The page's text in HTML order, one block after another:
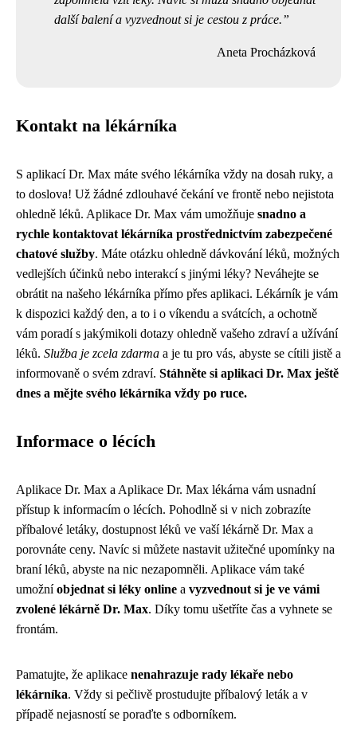
další balení a vyzvednout si je cestou z práce.
Aneta Procházková
Kontakt na lékárníka
S aplikací Dr. Max máte svého lékárníka vždy na dosah ruky, a
to doslova! Už žádné zdlouhavé čekání ve frontě nebo nejistota
ohledně léků. Aplikace Dr. Max vám umožňuje snadno a
rychle kontaktovat lékárníka prostřednictvím zabezpečené
chatové služby. Máte otázku ohledně dávkování léků, možných
vedlejších účinků nebo interakcí s jinými léky? Neváhejte se
obrátit na našeho lékárníka přímo přes aplikaci. Lékárník je vám
k dispozici každý den, a to i o víkendu a svátcích, a ochotně
vám poradí s jakýmikoli dotazy ohledně vašeho zdraví a užívání
léků. Služba je zcela zdarma a je tu pro vás, abyste se cítili jistě a
informovaně o svém zdraví. Stáhněte si aplikaci Dr. Max ještě
dnes a mějte svého lékárníka vždy po ruce.
Informace o lécích
Aplikace Dr. Max a Aplikace Dr. Max lékárna vám usnadní
přístup k informacím o lécích. Pohodlně si v nich zobrazíte
příbalové letáky, dostupnost léků ve vaší lékárně Dr. Max a
porovnáte ceny. Navíc si můžete nastavit užitečné upomínky na
braní léků, abyste na nic nezapomněli. Aplikace vám také
umožníobjednat si léky online a vyzvednout si je ve vámi
zvolené lékárně Dr. Max. Díky tomu ušetříte čas a vyhnete se
frontám.
Pamatujte, že aplikace nenahrazuje rady lékaře nebo
lékárníka. Vždy si pečlivě prostudujte příbalový leták a v
případě nejasností se poraďte s odborníkem.